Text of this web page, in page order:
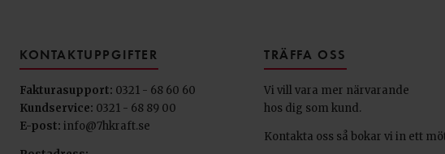
KONTAKTUPPGIFTER
Fakturasupport: 0321 - 68 60 60
Kundservice: 0321 - 68 89 00
E-post: info@7hkraft.se
TRÄFFA OSS
Vi vill vara mer närvarande
hos dig som kund.
Kontakta oss så bokar vi in ett